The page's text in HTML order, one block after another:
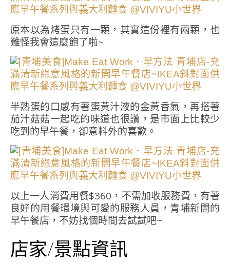
原本以為烤蛋只有一顆，其實這份裡有兩顆，也
難怪我會這麼飽了啦~
半熟蛋的口感有著蛋黃汁液的金黃香氣，再搭著
茄汁菇菇一起吃的味道也很讚，是市面上比較少
吃到的早午餐，卻意料外的喜歡。
以上一人消費用餐$360，不需加收服務費，有著
良好的用餐環境與可愛的服務人員，青埔新開的
早午餐店，不妨找個時間去試試吧~
店家/景點資訊